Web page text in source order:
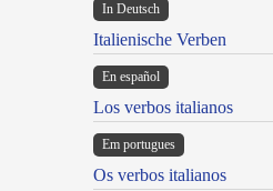
In Deutsch
Italienische Verben
En español
Los verbos italianos
Em portugues
Os verbos italianos